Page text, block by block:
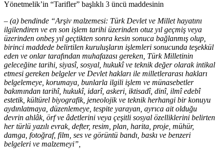
Yönetmelik’in “Tarifler” başlıklı 3 üncü maddesinin
– (a) bendinde “Arşiv malzemesi: Türk Devlet ve Millet hayatını
ilgilendiren ve en son işlem tarihi üzerinden otuz yıl geçmiş veya
üzerinden onbeş yıl geçtikten sonra kesin sonuca bağlanmış olup,
birinci maddede belirtilen kuruluşların işlemleri sonucunda teşekkül
eden ve onlar tarafından muhafazası gereken, Türk Milletinin
geleceğine tarihi, siyasî, sosyal, hukukî ve teknik değer olarak intikal
etmesi gereken belgeler ve Devlet hakları ile milletlerarası hakları
belgelemeye, korumaya, bunlarla ilgili işlem ve münasebetler
bakımından tarihî, hukukî, idarî, askeri, iktisadî, dinî, ilmî edebî
estetik, kültürel biyografik, jeneolojik ve teknik herhangi bir konuyu
aydınlatmaya, düzenlemeye, tespite yarayan, ayrıca ait olduğu
devrin ahlâk, örf ve âdetlerini veya çeşitli sosyal özelliklerini belirten
her türlü yazılı evrak, defter, resim, plan, harita, proje, mühür,
damga, fotoğraf, film, ses ve görüntü bandı, baskı ve benzeri
belgeleri ve malzemeyi”,